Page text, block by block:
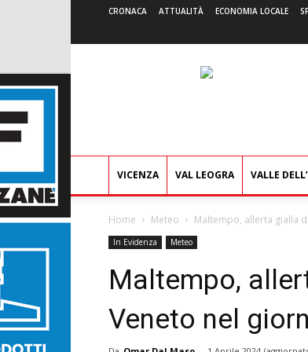
CRONACA ATTUALITÀ ECONOMIA LOCALE
VICENZA VAL LEOGRA VALLE
Home Meteo Maltempo, allerta gialla
In Evidenza Meteo
Maltempo,
Veneto nel